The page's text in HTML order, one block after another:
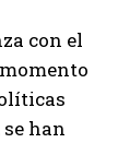
con el
han